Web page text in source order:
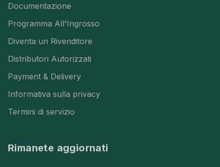
Documentazione
Programma All'Ingrosso
Diventa un Rivenditore
Distributori Autorizzati
Payment & Delivery
Informativa sulla privacy
Termini di servizio
Rimanete aggiornati